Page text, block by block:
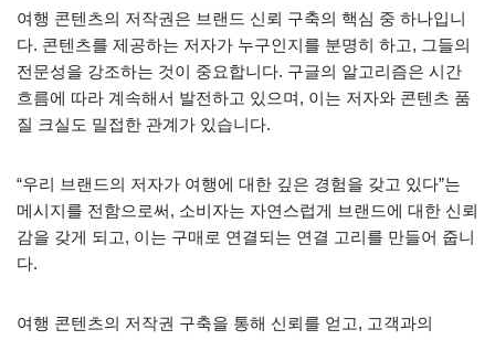
여행 콘텐츠의 저작권은 브랜드 신뢰 구축의 핵심 중 하나입니
다. 콘텐츠를 제공하는 저자가 누구인지를 분명히 하고, 그들의
전문성을 강조하는 것이 중요합니다. 구글의 알고리즘은 시간
흐름에 따라 계속해서 발전하고 있으며, 이는 저자와 콘텐츠 품
질 크실도 밀접한 관계가 있습니다.
“우리 브랜드의 저자가 여행에 대한 깊은 경험을 갖고 있다”는
메시지를 전함으로써, 소비자는 자연스럽게 브랜드에 대한 신뢰
감을 갖게 되고, 이는 구매로 연결되는 연결 고리를 만들어 줍니
다.
여행 콘텐츠의 저작권 구축을 통해 신뢰를 얻고, 고객과의